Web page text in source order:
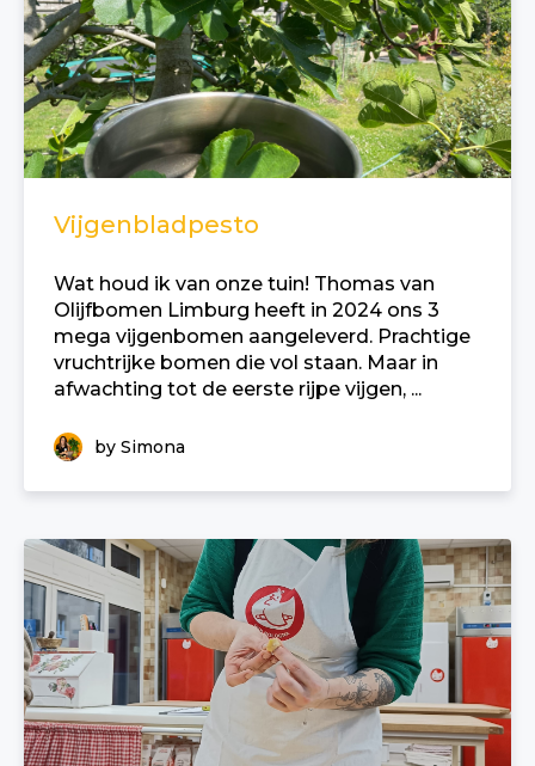
Vijgenbladpesto
Wat houd ik van onze tuin! Thomas van
Olijfbomen Limburg heeft in 2024 ons 3
mega vijgenbomen aangeleverd. Prachtige
vruchtrijke bomen die vol staan. Maar in
afwachting tot de eerste rijpe vijgen, ...
by Simona